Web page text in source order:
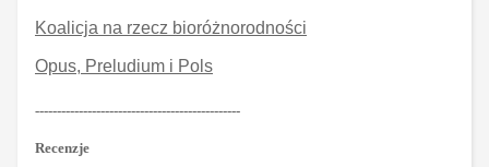
Koalicja na rzecz bioróżnorodności
Opus, Preludium i Pols
-----------------------------------------------
Recenzje